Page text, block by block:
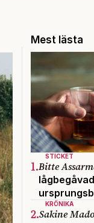
Mest lästa
STICKET
1.Bitte
KRÖNIKA
2.Sakine